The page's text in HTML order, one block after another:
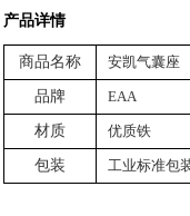
产品详情
商品名称 安凯气囊座
品牌 EAA
材质 优质铁
包装 工业标准包